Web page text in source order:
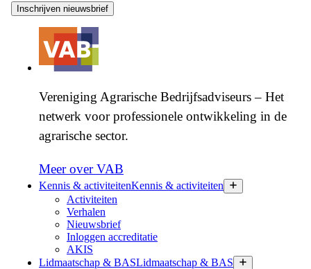
Inschrijven nieuwsbrief
Vereniging Agrarische Bedrijfsadviseurs – Het
netwerk voor professionele ontwikkeling in de
agrarische sector.
Meer over VAB
Kennis & activiteitenKennis & activiteiten
Activiteiten
Verhalen
Nieuwsbrief
Inloggen accreditatie
AKIS
Lidmaatschap & BASLidmaatschap & BAS